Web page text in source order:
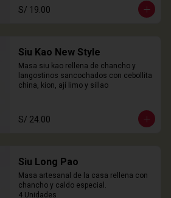
S/ 19.00
Siu Kao New Style
Masa siu kao rellena de chancho y
langostinos sancochados con cebollita
china, kion, ají limo y sillao
S/ 24.00
Siu Long Pao
Masa artesanal de la casa rellena con
chancho y caldo especial.
4 Unidades